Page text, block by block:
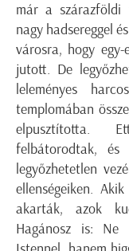
már a szárazföldi
nagy hadsereggel
városra, hogy
jutott. De
leleményes
templomában
elpusztította.
felbátorodtak,
legyőzhetetlen
ellenségeiken.
akarták, azok
Hagánosz is: Ne